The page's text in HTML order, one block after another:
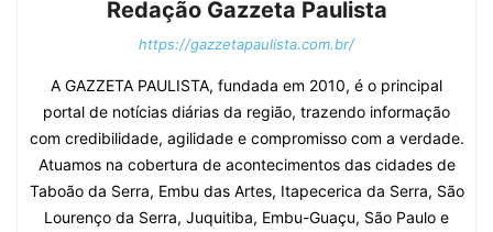
Redação Gazzeta Paulista
https://gazzetapaulista.com.br/
A GAZZETA PAULISTA, fundada em 2010, é o principal
portal de notícias diárias da região, trazendo informação
com credibilidade, agilidade e compromisso com a verdade.
Atuamos na cobertura de acontecimentos das cidades de
Taboão da Serra, Embu das Artes, Itapecerica da Serra, São
Lourenço da Serra, Juquitiba, Embu-Guaçu, São Paulo e